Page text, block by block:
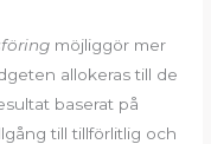
möjliggör mer
allokeras till de
baserat på
till tillförlitlig och